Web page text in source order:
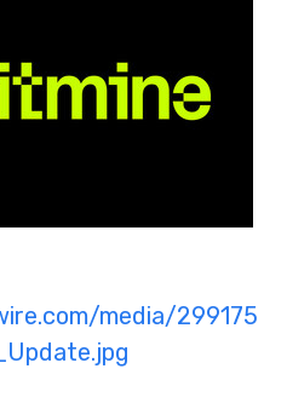
media/299175